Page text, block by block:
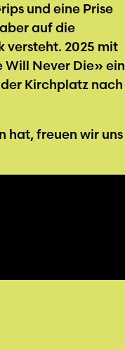
und eine Prise
auf die
versteht. 2025 mit
Will Never Die» ein
Kirchplatz nach
hat, freuen wir uns